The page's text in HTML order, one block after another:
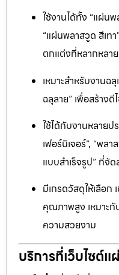
ใช้งานได้ทั้ง “แผ่น
“แผ่นพลาสวูด สีเท
ตกแต่งที่หลากหลาย
เหมาะสำหรับงานฉ
ฉลุลาย” เพื่อสร้าง
ใช้ได้กับงานหลายป
เฟอร์นิเจอร์”, “พล
แบบสำเร็จรูป” ที่จั
มีเกรดวัสดุให้เลือก
คุณภาพสูง เหมาะ
ความสวยงาม
บริการที่เว็บไซต์